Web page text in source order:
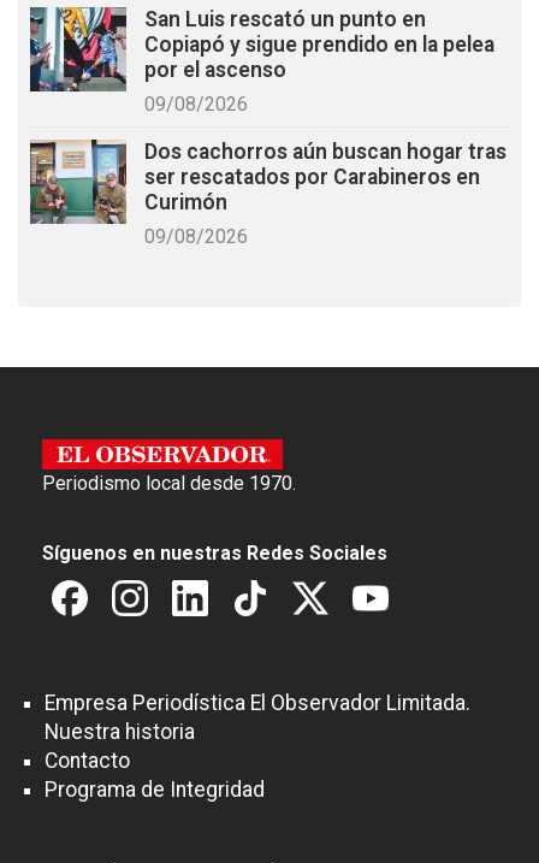
San Luis rescató un punto en
Copiapó y sigue prendido en la pelea
por el ascenso
09/08/2026
Dos cachorros aún buscan hogar tras
ser rescatados por Carabineros en
Curimón
09/08/2026
Periodismo local desde 1970.
Síguenos en nuestras Redes Sociales
Empresa Periodística El Observador Limitada.
Nuestra historia
Contacto
Programa de Integridad